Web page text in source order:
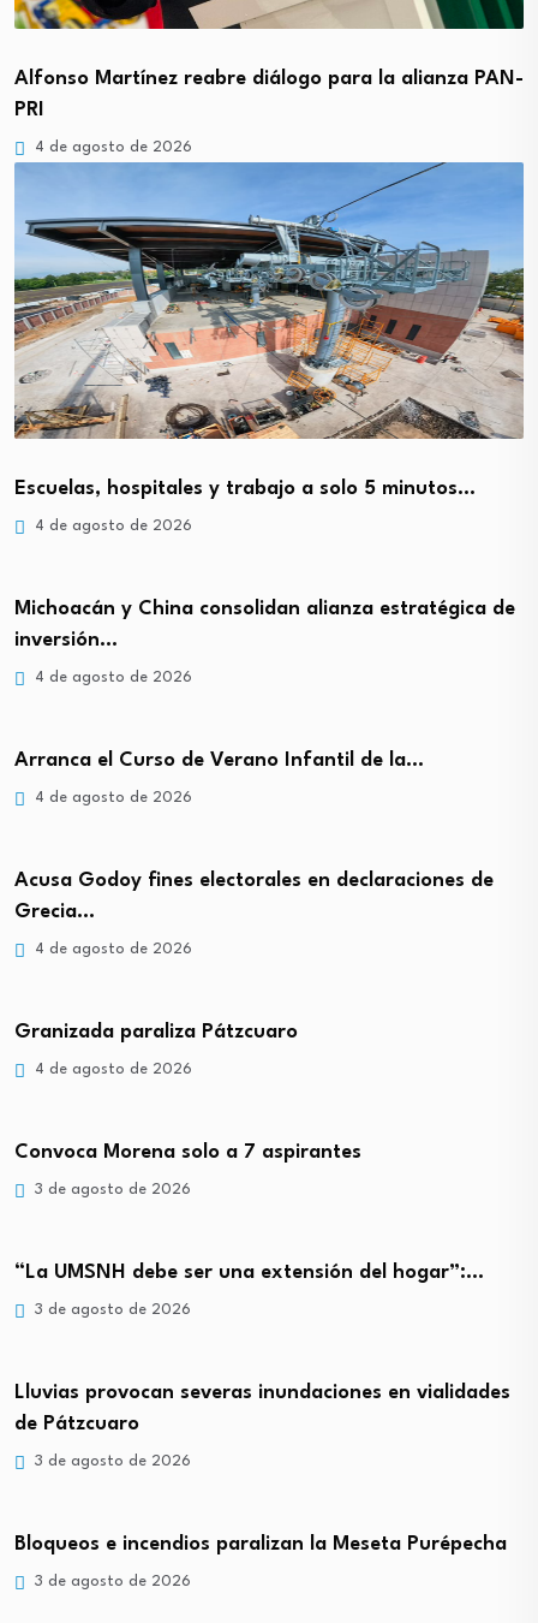
Alfonso Martínez reabre diálogo para la alianza PAN-
PRI
4 de agosto de 2026
Escuelas, hospitales y trabajo a solo 5 minutos…
4 de agosto de 2026
Michoacán y China consolidan alianza estratégica de
inversión…
4 de agosto de 2026
Arranca el Curso de Verano Infantil de la…
4 de agosto de 2026
Acusa Godoy fines electorales en declaraciones de
Grecia…
4 de agosto de 2026
Granizada paraliza Pátzcuaro
4 de agosto de 2026
Convoca Morena solo a 7 aspirantes
3 de agosto de 2026
“La UMSNH debe ser una extensión del hogar”:…
3 de agosto de 2026
Lluvias provocan severas inundaciones en vialidades
de Pátzcuaro
3 de agosto de 2026
Bloqueos e incendios paralizan la Meseta Purépecha
3 de agosto de 2026